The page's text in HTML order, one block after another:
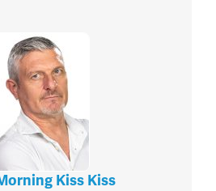
Kiss Kiss